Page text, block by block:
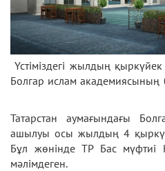
Үстіміздегі жылдың
Болгар ислам академиясының
Татарстан аумағындағы
ашылуы осы жылдың 4
Бұл жөнінде ТР Бас мүфтиі
мәлімдеген.